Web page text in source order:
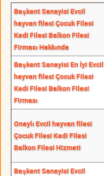
Başkent Sanayisi Evcil
hayvan filesi Çocuk Filesi
Kedi Filesi Balkon Filesi
Firması Hakkında
Başkent Sanayisi En İyi Evcil
hayvan filesi Çocuk Filesi
Kedi Filesi Balkon Filesi
Firması
Onaylı Evcil hayvan filesi
Çocuk Filesi Kedi Filesi
Balkon Filesi Hizmeti
Başkent Sanayisi Evcil